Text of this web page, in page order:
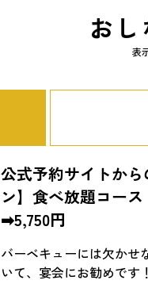
お
表
公式予約サイトか
ン】食べ放題コー
➡5,750円
バーベキューには欠かせ
いて、宴会にお勧めです！